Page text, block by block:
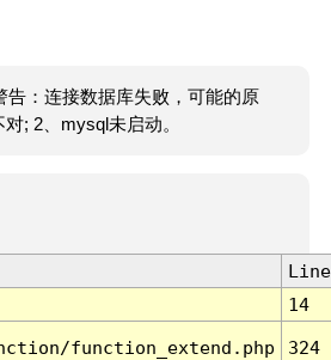
告：连接数据库失败，可能的原
; 2、mysql未启动。
Line
14
function_extend.php 324